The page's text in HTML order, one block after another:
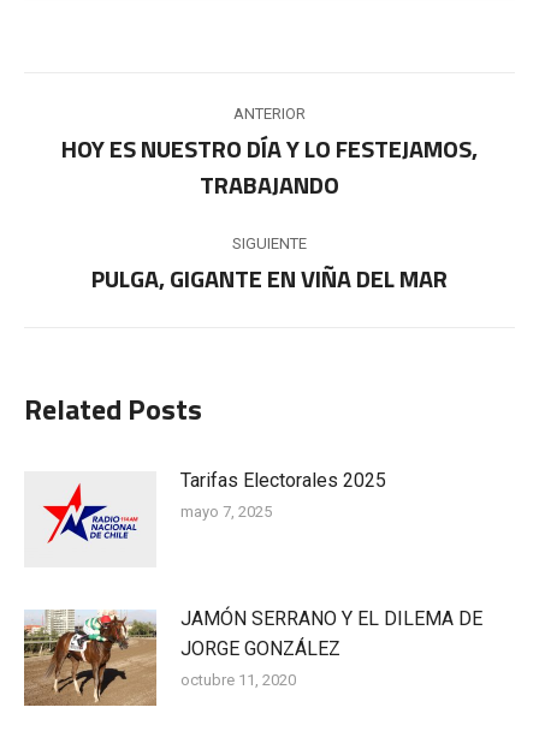
entre
publicaciones
ANTERIOR
anterior:
HOY ES NUESTRO DÍA Y LO FESTEJAMOS,
TRABAJANDO
SIGUIENTE
Publicación
PULGA, GIGANTE EN VIÑA DEL MAR
Related Posts
Tarifas Electorales 2025
mayo 7, 2025
JAMÓN SERRANO Y EL DILEMA DE
JORGE GONZÁLEZ
octubre 11, 2020